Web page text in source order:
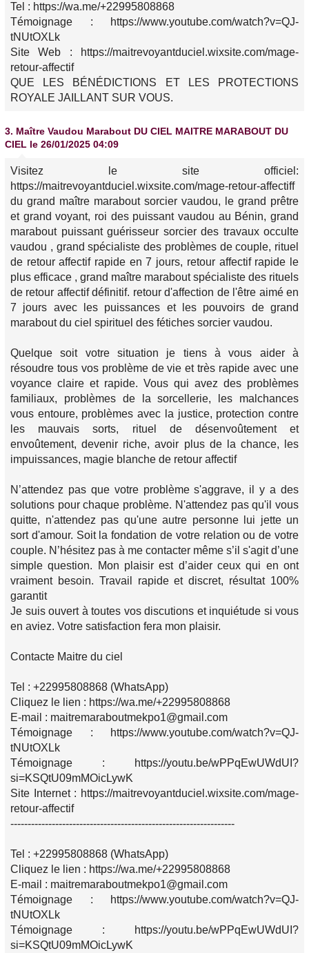
Tel : https://wa.me/+22995808868
Témoignage : https://www.youtube.com/watch?v=QJ-
tNUtOXLk
Site Web : https://maitrevoyantduciel.wixsite.com/mage-
retour-affectif
QUE LES BÉNÉDICTIONS ET LES PROTECTIONS
ROYALE JAILLANT SUR VOUS.
3. Maître Vaudou Marabout DU CIEL MAITRE MARABOUT DU
CIEL le 26/01/2025 04:09
Visitez le site officiel:
https://maitrevoyantduciel.wixsite.com/mage-retour-affectiff
du grand maître marabout sorcier vaudou, le grand prêtre
et grand voyant, roi des puissant vaudou au Bénin, grand
marabout puissant guérisseur sorcier des travaux occulte
vaudou , grand spécialiste des problèmes de couple, rituel
de retour affectif rapide en 7 jours, retour affectif rapide le
plus efficace , grand maître marabout spécialiste des rituels
de retour affectif définitif. retour d'affection de l'être aimé en
7 jours avec les puissances et les pouvoirs de grand
marabout du ciel spirituel des fétiches sorcier vaudou.
Quelque soit votre situation je tiens à vous aider à
résoudre tous vos problème de vie et très rapide avec une
voyance claire et rapide. Vous qui avez des problèmes
familiaux, problèmes de la sorcellerie, les malchances
vous entoure, problèmes avec la justice, protection contre
les mauvais sorts, rituel de désenvoûtement et
envoûtement, devenir riche, avoir plus de la chance, les
impuissances, magie blanche de retour affectif
N’attendez pas que votre problème s'aggrave, il y a des
solutions pour chaque problème. N'attendez pas qu'il vous
quitte, n'attendez pas qu'une autre personne lui jette un
sort d'amour. Soit la fondation de votre relation ou de votre
couple. N’hésitez pas à me contacter même s’il s'agit d’une
simple question. Mon plaisir est d’aider ceux qui en ont
vraiment besoin. Travail rapide et discret, résultat 100%
garantit
Je suis ouvert à toutes vos discutions et inquiétude si vous
en aviez. Votre satisfaction fera mon plaisir.
Contacte Maitre du ciel
Tel : +22995808868 (WhatsApp)
Cliquez le lien : https://wa.me/+22995808868
E-mail : maitremaraboutmekpo1@gmail.com
Témoignage : https://www.youtube.com/watch?v=QJ-
tNUtOXLk
Témoignage : https://youtu.be/wPPqEwUWdUI?
si=KSQtU09mMOicLywK
Site Internet : https://maitrevoyantduciel.wixsite.com/mage-
retour-affectif
-----------------------------------------------------------------
Tel : +22995808868 (WhatsApp)
Cliquez le lien : https://wa.me/+22995808868
E-mail : maitremaraboutmekpo1@gmail.com
Témoignage : https://www.youtube.com/watch?v=QJ-
tNUtOXLk
Témoignage : https://youtu.be/wPPqEwUWdUI?
si=KSQtU09mMOicLywK